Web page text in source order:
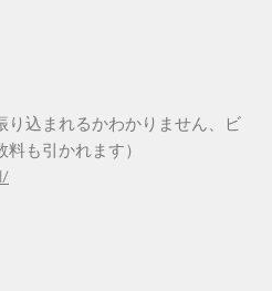
り込まれるかわかりません、ビ
も引かれます）